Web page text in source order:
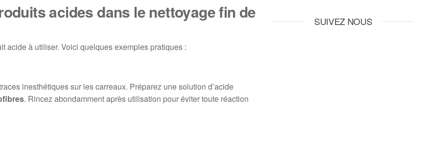
acides dans le nettoyage fin de
acide à utiliser. Voici quelques exemples pratiques :
inesthétiques sur les carreaux. Préparez une solution d’acide
. Rincez abondamment après utilisation pour éviter toute réaction
SUIVEZ NOUS